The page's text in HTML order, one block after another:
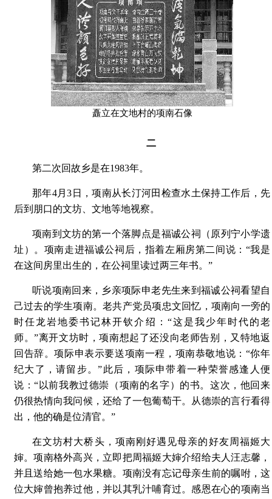
矗立在文地村的项南石像
二
第二次回故乡是在1983年。
那年4月3日，项南从长汀河田检查水土保持工作后，先
后到朋口的文坊、文地等地视察。
项南到文坊的第一个落脚点是福诚公祠（原列宁小学遗
址）。项南走进福诚公祠后，指着左厢房第二间说：“我是
在这间房里出生的，在公祠里读过两三年书。”
听说项南回来，乡亲项际申老先生来到福诚公祠看望自
己过去的学生项南。老共产党员项忠文回忆，项南向一旁的
时任龙岩地委书记林开钦介绍：“这是我少年时代的老
师。”离开文坊时，项南想起了还没向老师告别，又特地返
回告辞。项际申表示要送项南一程，项南恭敬地说：“你年
纪大了，请留步。”此后，项际申带着一种荣誉感逢人便
说：“以前我教过德崇（项南的名字）的书。这次，他回来
仍很热情向我问候，还给了一包葡萄干。从德崇的言行看得
出，他的确是位清官。”
在文坊村大桥头，项南刚好遇见母亲的好友周福姬大
婶。项南格外高兴，立即把周福姬大婶介绍给夫人汪志馨，
并且送给她一包水果糖。项南没有忘记母亲生前的嘱咐，这
位大婶曾抱养过他，并以其乳汁哺育过。感恩在心的项南当